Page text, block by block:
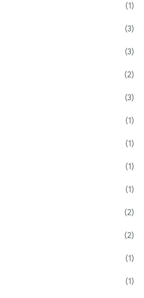
(1)
(3)
(3)
(2)
(3)
(1)
(1)
(1)
(1)
(2)
(2)
(1)
(1)